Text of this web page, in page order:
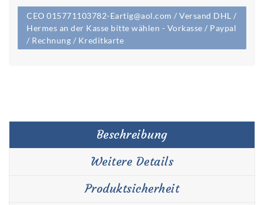
CEO 015771103782-Eartig@aol.com / Versand DHL /
Hermes an der Kasse bitte wählen - Vorkasse / Paypal
/ Rechnung / Kreditkarte
Beschreibung
Weitere Details
Produktsicherheit